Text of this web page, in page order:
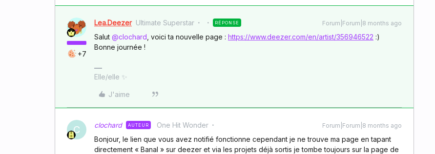
+7
Lea.Deezer Ultimate Superstar RÉPONSE Forum|Forum|8 months ago
Salut ​ @clochard , voici ta nouvelle page : https://www.deezer.com/en/artist/356946522 :)
Bonne journée !
Elle/elle ✨
J'aime
C clochard AUTEUR One Hit Wonder Forum|Forum|8 months ago
Bonjour, le lien que vous avez notifié fonctionne cependant je ne trouve ma page en tapant
directement « Banal » sur deezer et via les projets déjà sortis je tombe toujours sur la page de